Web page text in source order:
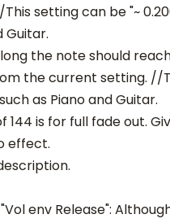
setting can be "~
Guitar.
the note should
the current setting. //
as Piano and Guitar.
144 is for full fade out.
effect.
env Release":